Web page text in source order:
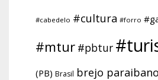
#cabedelo #cultura #forro
#mtur #pbtur
(PB) Brasil brejo paraibano